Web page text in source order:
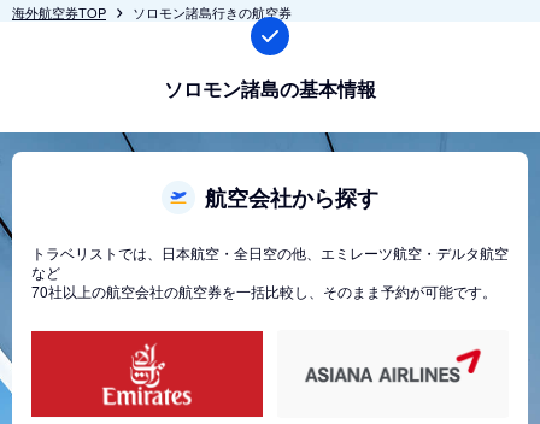
海外航空券TOP ソロモン諸島行きの航空券
ソロモン諸島の基本情報
航空会社から探す
トラベリストでは、日本航空・全日空の他、エミレーツ航空・デルタ航空
など
70社以上の航空会社の航空券を一括比較し、そのまま予約が可能です。